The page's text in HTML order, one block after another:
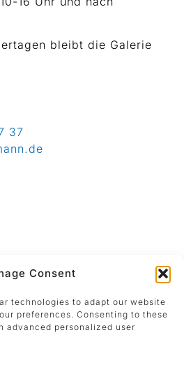
Consent
technologies to adapt our website
preferences. Consenting to these
advanced personalized user
bleibt die Galerie
37
Über Uns
Kontakt
Impressum